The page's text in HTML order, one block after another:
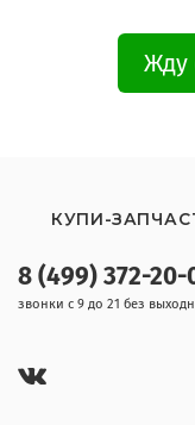
Жду
8 (499) 372-20-
звонки с 9 до 21 без
КУПИ-